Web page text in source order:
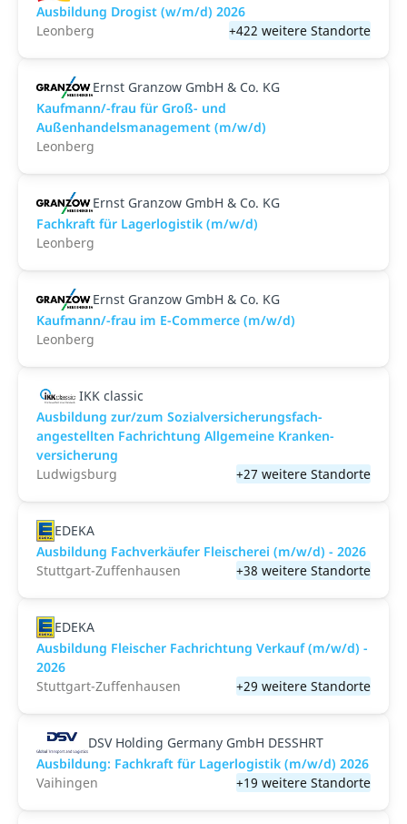
Ausbildung Drogist (w/m/d) 2026
Leonberg
+422 weitere Standorte
Ernst Granzow GmbH & Co. KG
Kaufmann/-frau für Groß- und
Außenhandelsmanagement (m/w/d)
Leonberg
Ernst Granzow GmbH & Co. KG
Fachkraft für Lagerlogistik (m/w/d)
Leonberg
Ernst Granzow GmbH & Co. KG
Kaufmann/-frau im E-Commerce (m/w/d)
Leonberg
IKK classic
Aus­bild­ung zur/zum Sozial­versicher­ungs­fach­
angestellten­ Fach­richtung All­gemeine Kranken­
versicher­ung
Ludwigsburg
+27 weitere Standorte
EDEKA
Ausbildung Fachverkäufer Fleischerei (m/w/d) - 2026
Stuttgart-Zuffenhausen
+38 weitere Standorte
EDEKA
Ausbildung Fleischer Fachrichtung Verkauf (m/w/d) -
2026
Stuttgart-Zuffenhausen
+29 weitere Standorte
DSV Holding Germany GmbH DESSHRT
Ausbildung: Fachkraft für Lagerlogistik (m/w/d) 2026
Vaihingen
+19 weitere Standorte